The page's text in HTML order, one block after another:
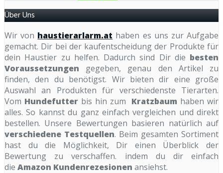
Über Uns
Wir von haustierarlarm.at haben es uns zur Aufgabe
gemacht. Dir bei der kaufentscheidung der Produkte für
dein Haustier zu helfen. Dadurch sind Dir die besten
Voraussetzungen gegeben, genau den Artikel zu
finden, den du benötigst. Wir bieten dir eine große
Auswahl an Produkten für verschiedenste Tierarten.
Vom Hundefutter bis hin zum Kratzbaum haben wir
alles. So kannst du ganz einfach vergleichen und direkt
bestellen. Unsere Bewertungen basieren natürlich auf
verschiedene Testquellen. Beim gesamten Sortiment
hast du die Möglichkeit, Dir einen Überblick der
Bewertung zu verschaffen. indem du dir einfach
die Amazon Kundenrezesionen ansiehst.